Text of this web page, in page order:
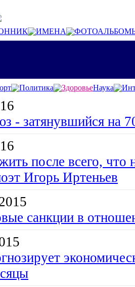
ИМЕНА
Политика ЗдоровьеНаука
- затянувшийся на
после всего, что
Игорь Иртеньев
санкции в